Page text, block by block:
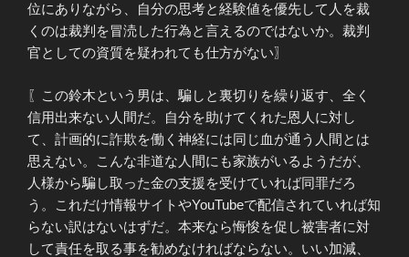
位にありながら、自分の思考と経験値を優先して人を裁
くのは裁判を冒涜した行為と言えるのではないか。裁判
官としての資質を疑われても仕方がない〗
〖この鈴木という男は、騙しと裏切りを繰り返す、全く
信用出来ない人間だ。自分を助けてくれた恩人に対し
て、計画的に詐欺を働く神経には同じ血が通う人間とは
思えない。こんな非道な人間にも家族がいるようだが、
人様から騙し取った金の支援を受けていれば同罪だろ
う。これだけ情報サイトやYouTubeで配信されていれば知
らない訳はないはずだ。本来なら悔悛を促し被害者に対
して責任を取る事を勧めなければならない。いい加減、